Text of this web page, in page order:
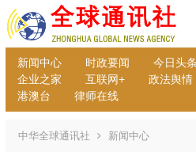
新闻中心 时政要闻 今日头条
企业之家
互联网+ 政法舆情
港澳台
律师在线
中华全球通讯社 新闻中心